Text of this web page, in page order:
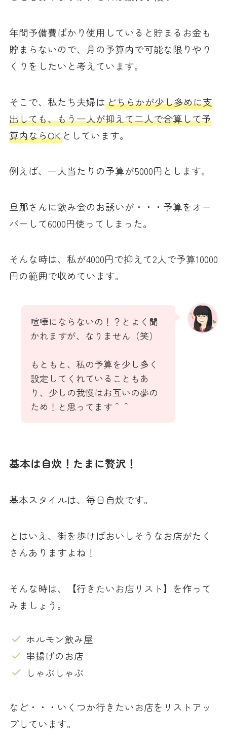
年間予備費ばかり使用していると貯まるお金も
貯まらないので、月の予算内で可能な限りやり
くりをしたいと考えています。
そこで、私たち夫婦はどちらかが少し多めに支
出しても、もう一人が抑えて二人で合算して予
算内ならOKとしています。
例えば、一人当たりの予算が5000円とします。
旦那さんに飲み会のお誘いが・・・予算をオー
バーして6000円使ってしまった。
そんな時は、私が4000円で抑えて2人で予算10000
円の範囲で収めています。
喧嘩にならないの！？とよく聞
かれますが、なりません（笑）
もともと、私の予算を少し多く
設定してくれていることもあ
り、少しの我慢はお互いの夢の
ため！と思ってます＾＾
基本は自炊！たまに贅沢！
基本スタイルは、毎日自炊です。
とはいえ、街を歩けばおいしそうなお店がたく
さんありますよね！
そんな時は、【行きたいお店リスト】を作って
みましょう。
ホルモン飲み屋
串揚げのお店
しゃぶしゃぶ
など・・・いくつか行きたいお店をリストアッ
プしています。